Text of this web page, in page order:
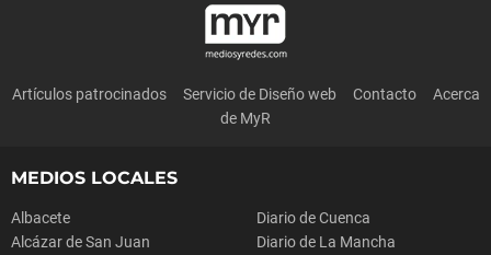
Artículos patrocinados Servicio de Diseño web Contacto
Acerca
de MyR
MEDIOS LOCALES
Albacete
Alcázar de San Juan
Diario de Cuenca
Diario de La Mancha